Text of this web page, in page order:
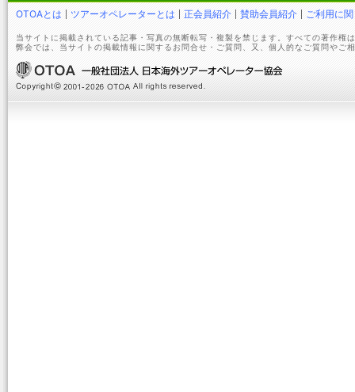
OTOAとは ツアーオペレーターとは 正会員紹介 賛助会員紹介 ご利用に
当サイトに掲載されている記事・写真の無断転写・複製を禁じます。すべての著作権
弊会では、当サイトの掲載情報に関するお問合せ・ご質問、又、個人的なご質問やご